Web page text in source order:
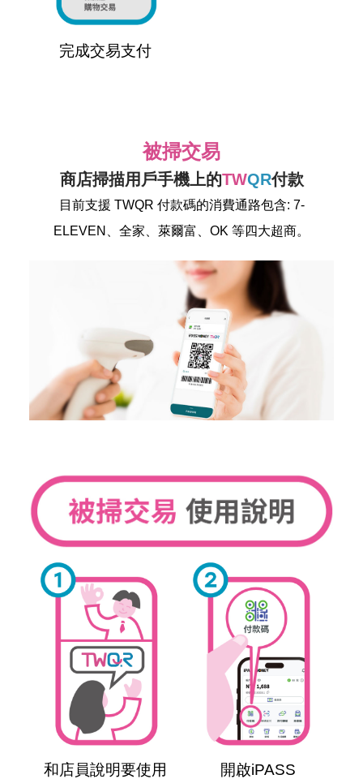
完成交易支付
被掃交易
商店掃描用戶手機上的TWQR付款
目前支援 TWQR 付款碼的消費通路包含: 7-
ELEVEN、全家、萊爾富、OK 等四大超商。
和店員說明要使用
開啟iPASS